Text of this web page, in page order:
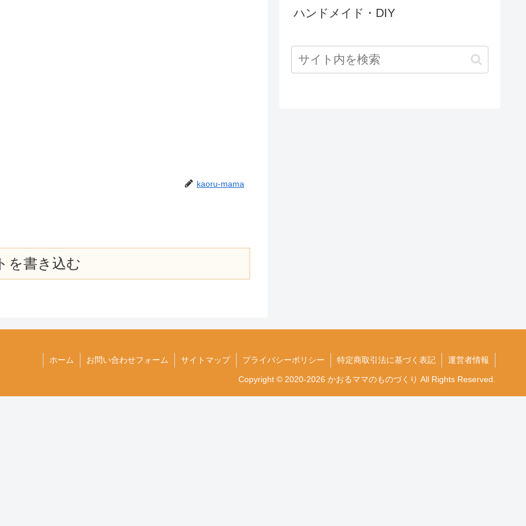
kaoru-mama
を書き込む
ハンドメイド・DIY
ホーム お問い合わせフォーム サイトマップ プライバシーポリシー 特定商取引法に基づく表記 運営者情報
Copyright © 2020-2026 かおるママのものづくり All Rights Reserved.